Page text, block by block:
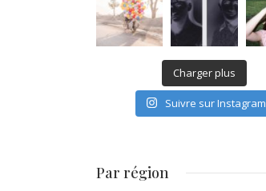
Charger plus
Suivre sur Instagram
Par région